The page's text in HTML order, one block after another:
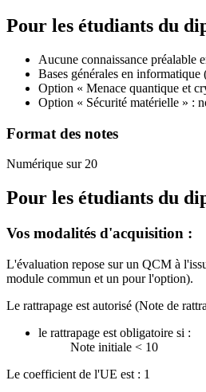
Pour les étudiants du
Aucune connaissance préalable
Bases générales en
Option « Menace quantique et
Option « Sécurité matérielle » :
Format des notes
Numérique sur 20
Pour les étudiants du
Vos modalités d'acquisition :
L'évaluation repose sur un QCM à
module commun et un pour l'option).
Le rattrapage est autorisé (Note de
le rattrapage est obligatoire si :
Note initiale < 10
Le coefficient de l'UE est : 1